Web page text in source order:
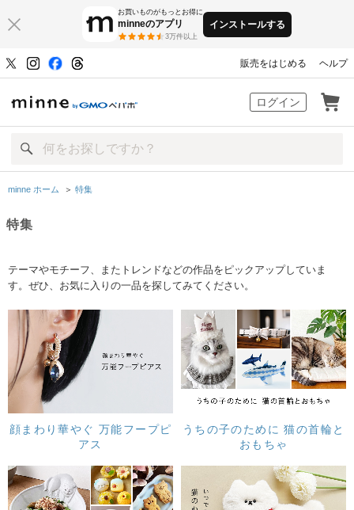
お買いものがもっとお得に
minneのアプリ
3万件以上
インストールする
販売をはじめる ヘルプ
ログイン
minne ホーム ＞ 特集
特集
テーマやモチーフ、またトレンドなどの作品をピックアップしていま
す。ぜひ、お気に入りの一品を探してみてください。
顔まわり華やぐ 万能フープピ
アス
うちの子のために 猫の首輪と
おもちゃ